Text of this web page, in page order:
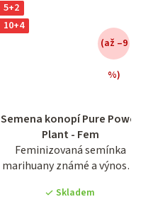
5+2
10+4
Semena konopí Pure Power
Plant - Fem
Feminizovaná semínka
marihuany známé a výnosné
hodnocení
produktu
je
3,2
z
Skladem
(až –9
%)